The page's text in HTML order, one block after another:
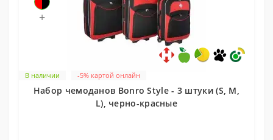
В наличии
+
-5% картой онлайн
Набор чемоданов Bonro Style - 3 штуки (S, M,
L), черно-красные